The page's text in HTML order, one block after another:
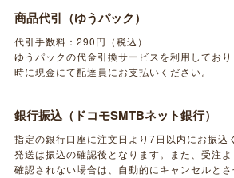
商品代引（ゆうパック）
代引手数料：290円（税込）
ゆうパックの代金引換サービスを利用してお
時に現金にて配達員にお支払いください。
銀行振込（ドコモSMTBネット銀行）
指定の銀行口座に注文日より7日以内にお振込
発送は振込の確認後となります。また、受注
確認されない場合は、自動的にキャンセルとさ